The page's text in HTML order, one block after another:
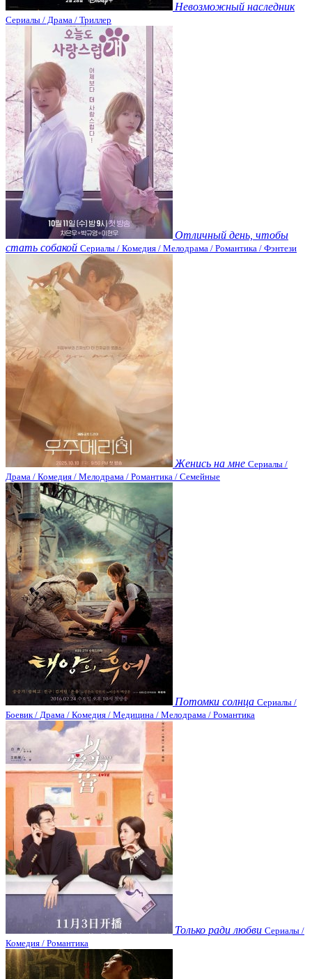
Невозможный наследник
Сериалы / Драма / Триллер
Отличный день, чтобы
стать собакой Сериалы / Комедия / Мелодрама / Романтика / Фэнтези
Женись на мне Сериалы /
Драма / Комедия / Мелодрама / Романтика / Семейные
Потомки солнца Сериалы /
Боевик / Драма / Комедия / Медицина / Мелодрама / Романтика
Только ради любви Сериалы /
Комедия / Романтика